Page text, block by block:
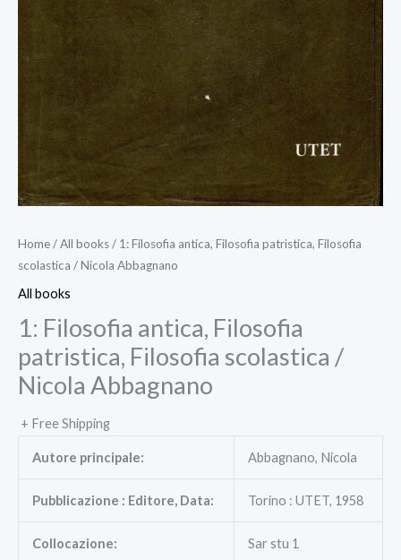
Home/All books/ 1: Filosofia antica, Filosofia patristica, Filosofia
scolastica / Nicola Abbagnano
All books
1: Filosofia antica, Filosofia
patristica, Filosofia scolastica /
Nicola Abbagnano
+ Free Shipping
Autore principale: Abbagnano, Nicola
Pubblicazione : Editore, Data: Torino : UTET, 1958
Collocazione: Sar stu 1